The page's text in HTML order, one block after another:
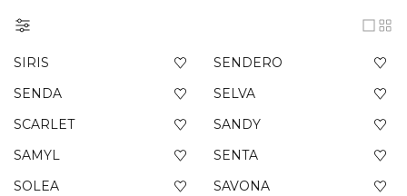
SIRIS
SENDERO
SENDA
SELVA
SCARLET
SANDY
SAMYL
SENTA
SOLEA
SAVONA